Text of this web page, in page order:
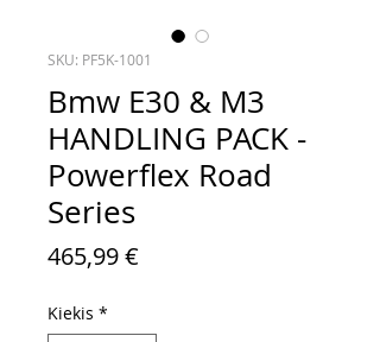
SKU: PF5K-1001
Bmw E30 & M3
HANDLING PACK -
Powerflex Road
Series
465,99 €
Kiekis *